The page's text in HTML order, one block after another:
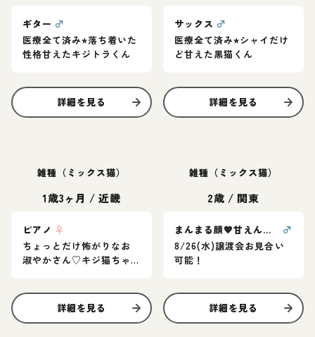
ギター ♂
医療全て済み⭐︎落ち着いた
性格甘えたキジトラくん
詳細を見る
サックス ♂
医療全て済み⭐︎シャイだけ
ど甘えた黒猫くん
詳細を見る
雑種（ミックス猫）
1歳3ヶ月 /近畿
ピアノ ♀
ちょっとだけ怖がりなお
淑やかさん♡キジ猫ちゃ
詳細を見る
雑種（ミックス猫）
2歳 / 関東
まんまる顔💖甘えん坊愛らしさ満点甘平くん
♂
8/26(水)譲渡会お見合い
可能！
詳細を見る